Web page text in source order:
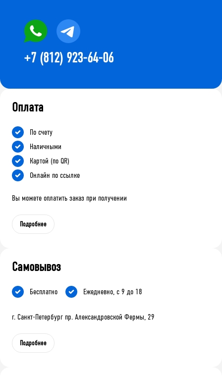
+7 (812) 923-64-06
Оплата
По счету
Наличными
Картой (по QR)
Онлайн по ссылке
Вы можете оплатить заказ при получении
Подробнее
Самовывоз
Бесплатно Ежедневно, с 9 до 18
г. Санкт-Петербург пр. Александровской Фермы, 29
Подробнее